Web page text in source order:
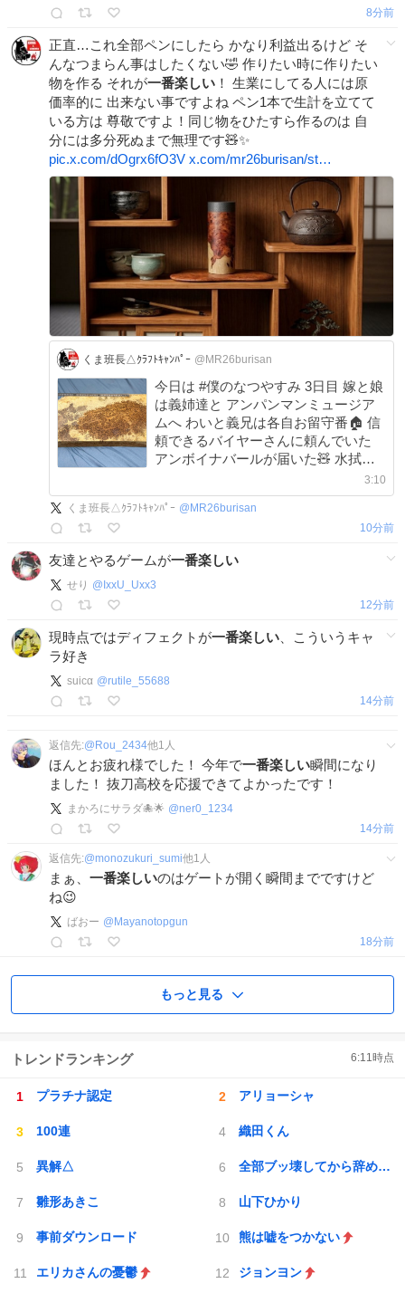
8分前
正直…これ全部ペンにしたら かなり利益出るけど そ
んなつまらん事はしたくない🤣 作りたい時に作りたい
物を作る それが一番楽しい ！ 生業にしてる人には原
価率的に 出来ない事ですよね ペン1本で生計を立てて
いる方は 尊敬ですよ！同じ物をひたすら作るのは 自
分には多分死ぬまで無理です🧸✨️
pic.x.com/dOgrx6fO3V x.com/mr26burisan/st…
くま班長△ｸﾗﾌﾄｷｬﾝﾊﾟｰ @MR26burisan
今日は #僕のなつやすみ 3日目 嫁と娘
は義姉達と アンパンマンミュージア
ムへ わいと義兄は各自お留守番🏠 信
頼できるバイヤーさんに頼んでいた
アンボイナバールが届いた🧸 水拭き
目は極厚レッドアンボイナなので 極
上ぐい呑みシリーズ用にします #花梨
3:10
くま班長△ｸﾗﾌﾄｷｬﾝﾊﾟｰ @ MR26burisan
11分前
友達とやるゲームが一番楽しい
せり @ IxxU_Uxx3
12分前
現時点ではディフェクトが一番楽しい 、こういうキャ
ラ好き
suicα @rutile_55688
14分前
返信先:@ Rou_2434他1 人
ほんとお疲れ様でした！ 今年で一番楽しい瞬間になり
ました！ 抜刀高校を応援できてよかったです！
まかろにサラダ🐙︎🌟︎ @ner0_1234
14分前
返信先:@monozukuri_sumi他1 人
まぁ、 一番楽しいのはゲートが開く瞬間までですけど
ね😉
ばおー @ Mayanotopgun
18分前
もっと見る
トレンドランキング 6:11時点
プラチナ認定 アリョーシャ
100連 織田くん
異解△ 全部ブッ壊してから辞めたい
雛形あきこ 山下ひかり
事前ダウンロード 熊は嘘をつかない
エリカさんの憂鬱 ジョンヨン